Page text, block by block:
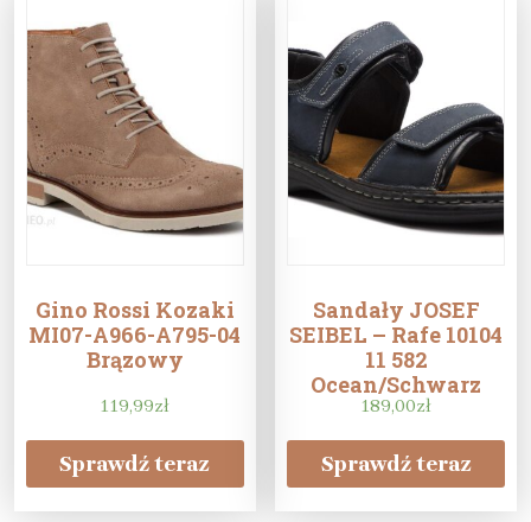
Gino Rossi Kozaki
MI07-A966-A795-04
Brązowy
119,99zł
Sprawdź teraz
Sandały JOSEF
SEIBEL – Rafe 10104
11 582
Ocean/Schwarz
189,00zł
Sprawdź teraz